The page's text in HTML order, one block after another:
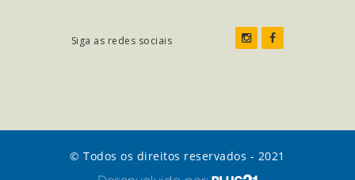
Siga as redes sociais
© Todos os direitos reservados - 2021